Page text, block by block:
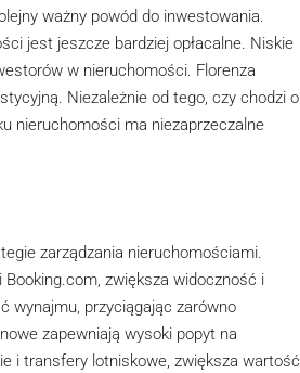
ważny powód do inwestowania.
jest jeszcze bardziej opłacalne. Niskie
w nieruchomości. Florenza
Niezależnie od tego, czy chodzi o
nieruchomości ma niezaprzeczalne
zarządzania nieruchomościami.
zwiększa widoczność i
wynajmu, przyciągając zarówno
zapewniają wysoki popyt na
i transfery lotniskowe, zwiększa wartość